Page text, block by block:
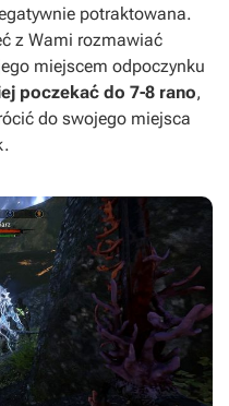
potraktowana.
z Wami rozmawiać
miejscem odpoczynku
poczekać do 7-8 rano,
do swojego miejsca